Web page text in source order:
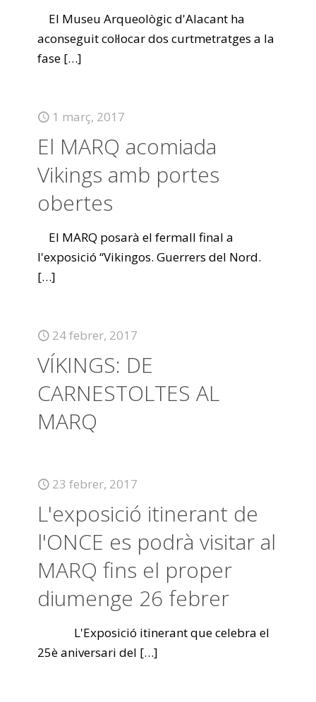
El Museu Arqueològic d'Alacant ha
aconseguit col·locar dos curtmetratges a la
fase […]
1 març, 2017
El MARQ acomiada
Vikings amb portes
obertes
El MARQ posarà el fermall final a
l'exposició “Vikingos. Guerrers del Nord.
[…]
24 febrer, 2017
VÍKINGS: DE
CARNESTOLTES AL
MARQ
23 febrer, 2017
L'exposició itinerant de
l'ONCE es podrà visitar al
MARQ fins el proper
diumenge 26 febrer
L'Exposició itinerant que celebra el
25è aniversari del […]